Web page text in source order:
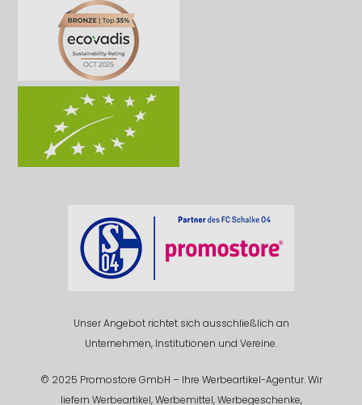
Unser Angebot richtet sich ausschließlich an
Unternehmen, Institutionen und Vereine.
© 2025 Promostore GmbH – Ihre Werbeartikel-Agentur. Wir
liefern Werbeartikel, Werbemittel, Werbegeschenke,